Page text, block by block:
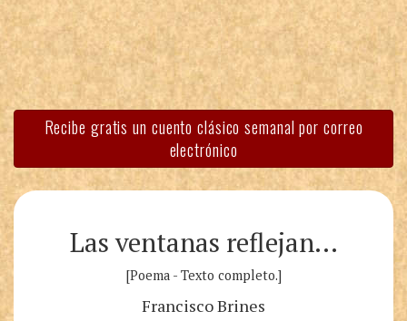
Recibe gratis un cuento clásico semanal por correo
electrónico
Las ventanas reflejan…
[Poema - Texto completo.]
Francisco Brines